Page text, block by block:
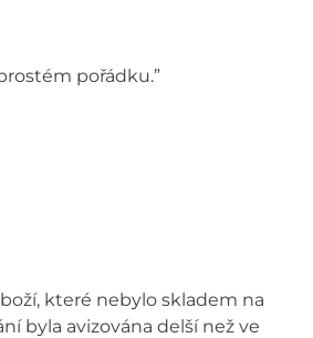
pořádku.”
které nebylo skladem na
byla avizována delší než ve